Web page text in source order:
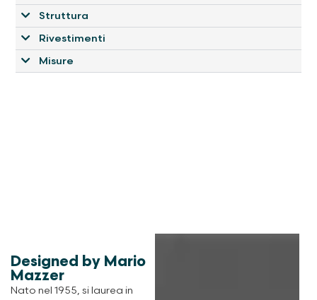
Struttura
Rivestimenti
Misure
Designed by Mario
Mazzer
Nato nel 1955, si laurea in